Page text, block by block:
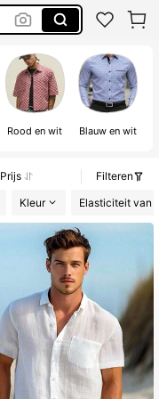
Rood en wit Blauw en wit
Prijs
Filteren
Kleur Elasticiteit van